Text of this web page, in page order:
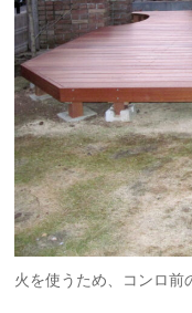
火を使うため、コンロ前